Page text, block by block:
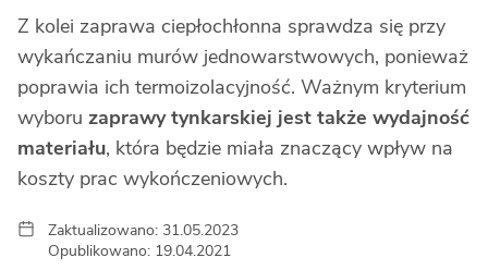
Z kolei zaprawa ciepłochłonna sprawdza się przy
wykańczaniu murów jednowarstwowych, ponieważ
poprawia ich termoizolacyjność. Ważnym kryterium
wyboru zaprawy tynkarskiej jest także wydajność
materiału, która będzie miała znaczący wpływ na
koszty prac wykończeniowych.
Zaktualizowano: 31.05.2023
Opublikowano: 19.04.2021